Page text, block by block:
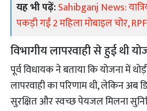
यह भी पढ़ें:Sahibganj News:
पकड़ी गईं 2 महिला मोबाइल चोर,
विभागीय लापरवाही से हुई थी
पूर्व विधायक ने बताया कि योजना में
लापरवाही का परिणाम थी, लेकिन अब
सुरक्षित और स्वच्छ पेयजल मिलना